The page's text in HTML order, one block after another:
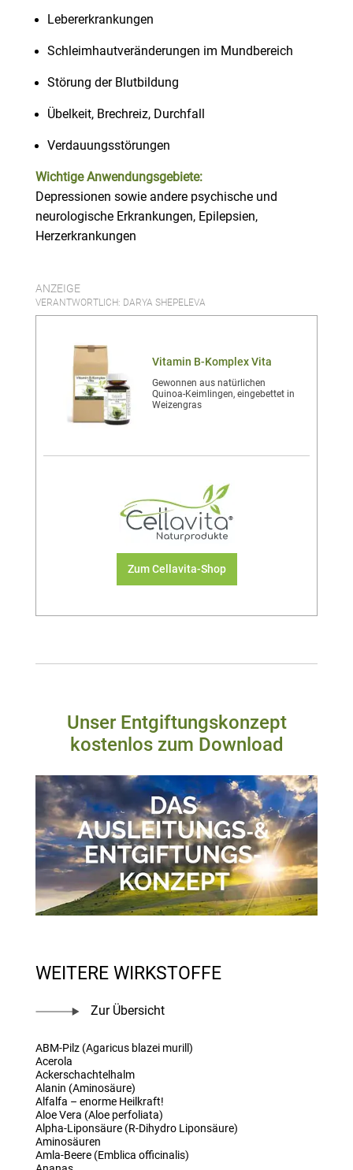
Lebererkrankungen
Schleimhautveränderungen im Mundbereich
Störung der Blutbildung
Übelkeit, Brechreiz, Durchfall
Verdauungsstörungen
Wichtige Anwendungsgebiete:
Depressionen sowie andere psychische und
neurologische Erkrankungen, Epilepsien,
Herzerkrankungen
ANZEIGE
VERANTWORTLICH: DARYA SHEPELEVA
Vitamin B-Komplex Vita
Gewonnen aus natürlichen
Quinoa-Keimlingen, eingebettet in
Weizengras
Zum Cellavita-Shop
Unser Entgiftungskonzept
kostenlos zum Download
WEITERE WIRKSTOFFE
Zur Übersicht
ABM-Pilz (Agaricus blazei murill)
Acerola
Ackerschachtelhalm
Alanin (Aminosäure)
Alfalfa – enorme Heilkraft!
Aloe Vera (Aloe perfoliata)
Alpha-Liponsäure (R-Dihydro Liponsäure)
Aminosäuren
Amla-Beere (Emblica officinalis)